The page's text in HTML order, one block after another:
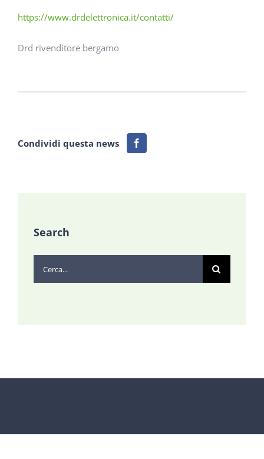
https://www.drdelettronica.it/contatti/
Drd rivenditore bergamo
Condividi questa news
Search
Cerca
per: